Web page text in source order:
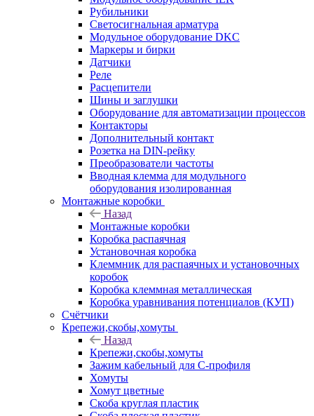
Рубильники
Светосигнальная арматура
Модульное оборудование DKC
Маркеры и бирки
Датчики
Реле
Расцепители
Шины и заглушки
Оборудование для автоматизации процессов
Контакторы
Дополнительный контакт
Розетка на DIN-рейку
Преобразователи частоты
Вводная клемма для модульного
оборудования изолированная
Монтажные коробки
Назад
Монтажные коробки
Коробка распаячная
Установочная коробка
Клеммник для распаячных и установочных
коробок
Коробка клеммная металлическая
Коробка уравнивания потенциалов (КУП)
Счётчики
Крепежи,скобы,хомуты
Назад
Крепежи,скобы,хомуты
Зажим кабельный для С-профиля
Хомуты
Хомут цветные
Скоба круглая пластик